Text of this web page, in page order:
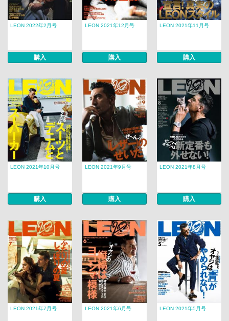
LEON 2022年2月号
購入
LEON 2021年12月号
購入
LEON 2021年11月号
購入
LEON 2021年10月号
購入
LEON 2021年9月号
購入
LEON 2021年8月号
購入
LEON 2021年7月号 LEON 2021年6月号 LEON 2021年5月号